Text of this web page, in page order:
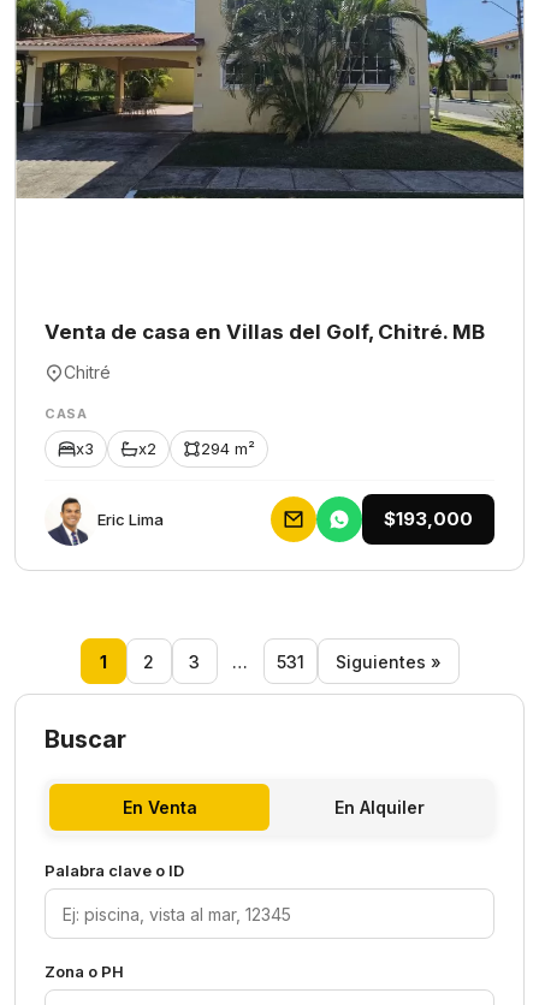
Venta de casa en Villas del Golf, Chitré. MB
Chitré
CASA
x3 x2 294 m²
Eric Lima $193,000
1 2 3 … 531 Siguientes »
Buscar
En Venta En Alquiler
Palabra clave o ID
Zona o PH